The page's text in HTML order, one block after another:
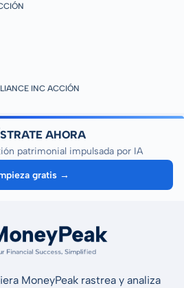
INC ACCIÓN
AHORA
patrimonial impulsada por IA
gratis →
MoneyPeak rastrea y analiza